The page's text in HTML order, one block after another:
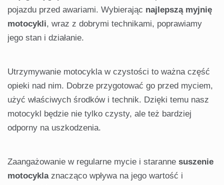
pojazdu przed awariami. Wybierając najlepszą myjnię
motocykli, wraz z dobrymi technikami, poprawiamy
jego stan i działanie.
Utrzymywanie motocykla w czystości to ważna część
opieki nad nim. Dobrze przygotować go przed myciem,
użyć właściwych środków i technik. Dzięki temu nasz
motocykl będzie nie tylko czysty, ale też bardziej
odporny na uszkodzenia.
Zaangażowanie w regularne mycie i staranne suszenie
motocyklaznacząco wpływa na jego wartość i